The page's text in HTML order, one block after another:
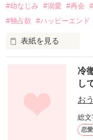
#幼なじみ #溺愛 #再会
#独占欲
#ハッピーエンド
表紙を見る
幼なじみの哲平に
しかし、ある出来
関係修復もできな
引っ越すことにな
冷
し
お
総
恋